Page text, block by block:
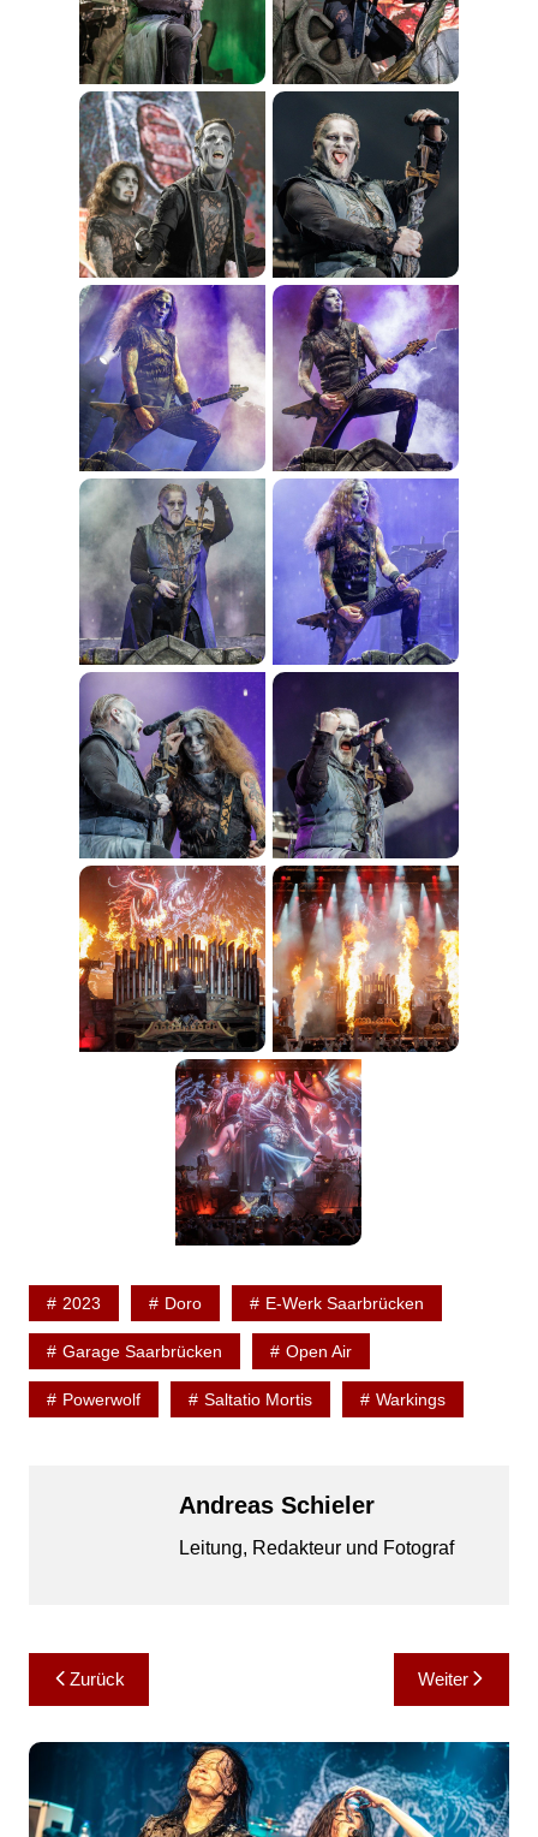
2023 Doro E-Werk Saarbrücken
Garage Saarbrücken Open Air
Powerwolf Saltatio Mortis Warkings
Andreas Schieler
Leitung, Redakteur und Fotograf
Beitragsnavigation
Zurück Weiter